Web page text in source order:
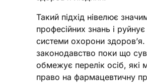
Такий підхід нівелює
професійних знань і
системи охорони
законодавство поки що
обмежує перелік осіб, які
право на фармацевтичну